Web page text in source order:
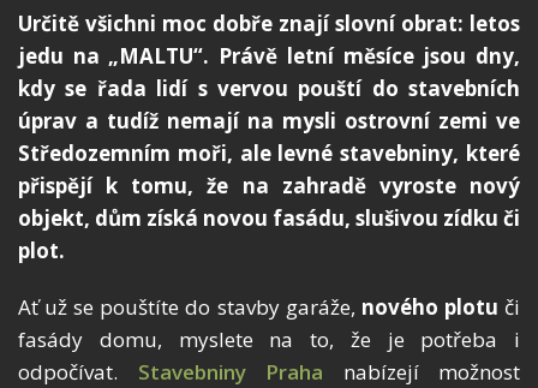
Určitě všichni moc dobře znají slovní obrat: letos
jedu na „MALTU“. Právě letní měsíce jsou dny,
kdy se řada lidí s vervou pouští do stavebních
úprav a tudíž nemají na mysli ostrovní zemi ve
Středozemním moři, ale levné stavebniny, které
přispějí k tomu, že na zahradě vyroste nový
objekt, dům získá novou fasádu, slušivou zídku či
plot.
Ať už se pouštíte do stavby garáže, nového plotu či
fasády domu, myslete na to, že je potřeba i
odpočívat. Stavebniny Praha nabízejí možnost